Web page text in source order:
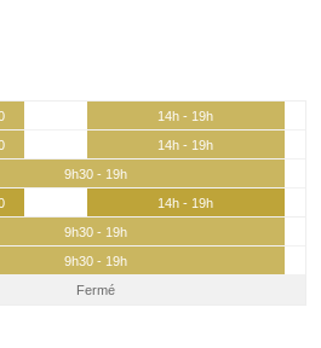
14h - 19h
14h - 19h
9h30 - 19h
14h - 19h
9h30 - 19h
9h30 - 19h
Fermé